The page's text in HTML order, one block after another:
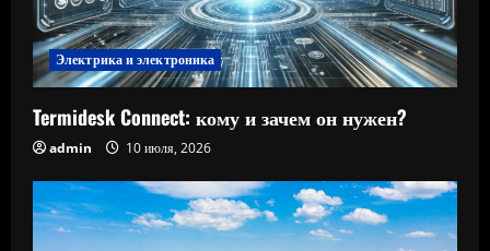
Электрика и электроника
Termidesk Connect: кому и зачем он нужен?
admin 10 июля, 2026